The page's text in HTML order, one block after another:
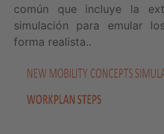
común que incluye la
simulación para emular
forma realista..